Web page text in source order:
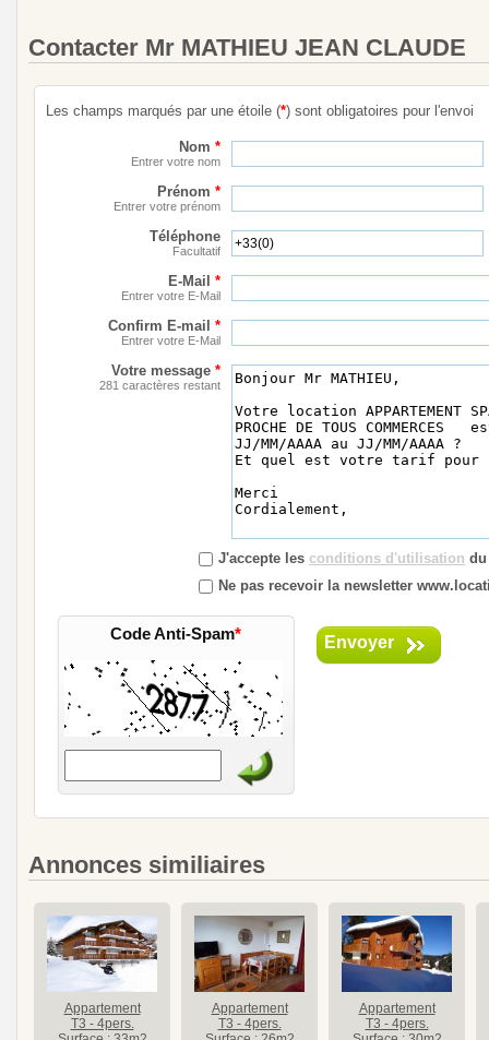
Contacter Mr MATHIEU JEAN CLAUDE
Les champs marqués par une étoile (*) sont obligatoires pour l'envoi
Nom *
Entrer votre nom
Prénom *
Entrer votre prénom
Téléphone
Facultatif
E-Mail *
Entrer votre E-Mail
Confirm E-mail *
Entrer votre E-Mail
Votre message *
281 caractères restant
J'accepte les conditions d'utilisation
Ne pas recevoir la newsletter
Code Anti-Spam* Envoyer
Annonces similiaires
Appartement
T3 - 4pers.
Appartement
T3 - 4pers.
Appartement
T3 - 4pers.